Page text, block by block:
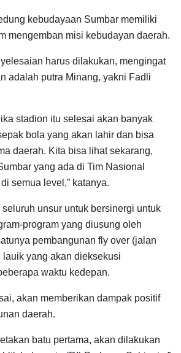
kebudayaan Sumbar memiliki
mengemban misi kebudayan daerah.
harus dilakukan, mengingat
adalah putra Minang, yakni Fadli
stadion itu selesai akan banyak
bola yang akan lahir dan bisa
daerah. Kita bisa lihat sekarang,
yang ada di Tim Nasional
semua level,” katanya.
unsur untuk bersinergi untuk
program yang diusung oleh
pembangunan fly over (jalan
lauik yang akan dieksekusi
waktu kedepan.
akan memberikan dampak positif
daerah.
batu pertama, akan dilakukan